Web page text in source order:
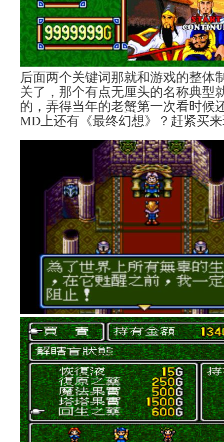
后面两个关键词那就和游戏的整体
关了，那个有点无厘头的名称典型
的，弄得当年的老蟹第一次看时候
MD上还有《最终幻想》？赶紧买